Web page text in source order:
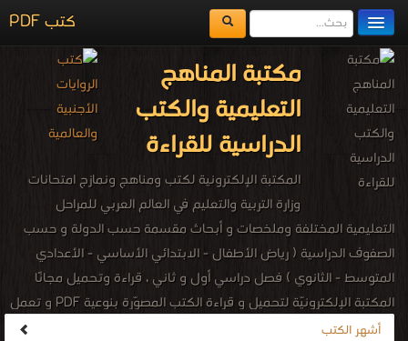
كتب PDF
مكتبة الكتب
المكتبات
يُقرأ حالياً
الفهرس
مكتبة المناهج
التعليمية والكتب
الدراسية للقراءة
المكتبة الإلكترونية لكتب ومناهج ونمازج امتحانات
وزارة التربية والتعليم في العالم العربي للمراحل
التعليمية المختلفة وملخصات و أبحاث مقسمة حسب الدولة و حسب
الصفوف الدراسية ( رياض الأطفال - الابتدائي الأساسي - الأعدادي
المتوسط - الثانوي ) فصل دراسي أول و ثاني ، قراءة وتحميل مجانًا
المكتبة الإلكترونيّة لتحميل و قراءة الكتب المصوّرة بنوعية PDF و تعمل
على الهواتف الذكية والاجهزة الكفيّة أونلاين.
أشهر الكتب